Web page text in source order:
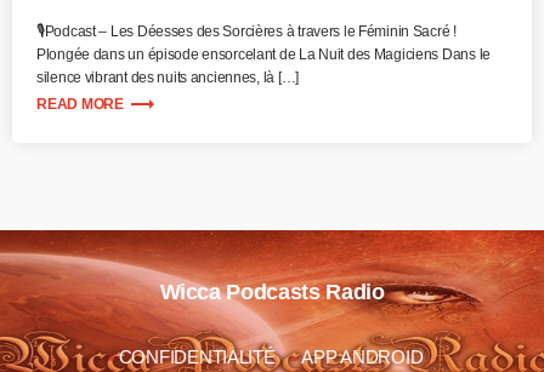
🎙️Podcast – Les Déesses des Sorcières à travers le Féminin Sacré !
Plongée dans un épisode ensorcelant de La Nuit des Magiciens Dans le
silence vibrant des nuits anciennes, là […]
READ MORE trending_flat
Wicca Podcasts Radio
CONFIDENTIALITÉ
APP ANDROID